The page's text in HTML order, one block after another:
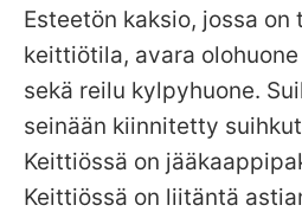
Esteetön kaksio, jossa on
keittiötila, avara
sekä reilu kylpyhuone.
seinään kiinnitetty
Keittiössä on
Keittiössä on liitäntä